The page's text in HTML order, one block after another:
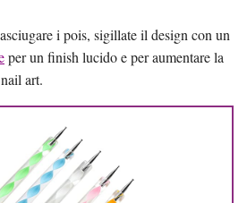
i pois, sigillate il design con un
per un finish lucido e per aumentare la
art.